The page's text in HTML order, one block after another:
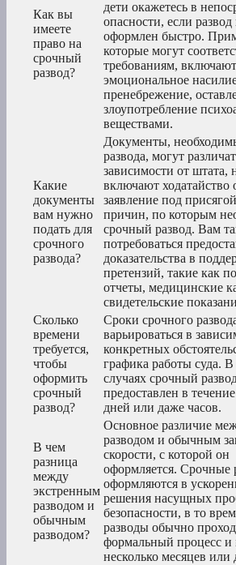
Как вы
имеете
право на
срочный
развод?
дети окажетесь в
опасности, если развод
оформлен быстро.
которые могут
требованиям,
эмоциональное
пренебрежение,
злоупотребление
веществами.
Какие
документы
вам нужно
подать для
срочного
развода?
Документы,
развода, могут
зависимости от штата,
включают ходатайство
заявление под
причин, по которым
срочный развод. Вам
потребоваться
доказательства в
претензий, такие как
отчеты, медицинские
свидетельские
Сколько
времени
требуется,
чтобы
оформить
срочный
развод?
Сроки срочного
варьироваться в
конкретных
графика работы суда.
случаях срочный
предоставлен в
дней или даже часов.
В чем
разница
между
экстренным
разводом и
обычным
разводом?
Основное различие
разводом и обычным
скорости, с которой он
оформляется. Срочные
оформляются в
решения насущных
безопасности, в то
разводы обычно
формальный процесс и
несколько месяцев или